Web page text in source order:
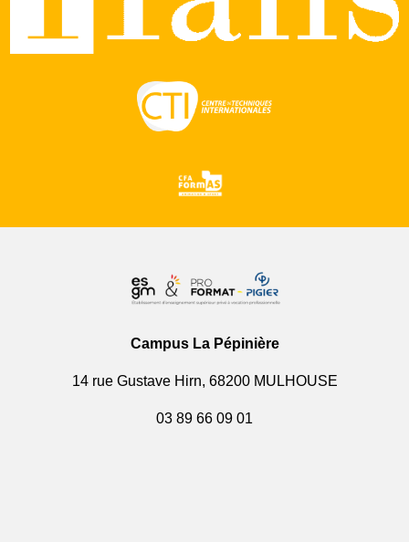
Campus La Pépinière
14 rue Gustave Hirn, 68200 MULHOUSE
03 89 66 09 01